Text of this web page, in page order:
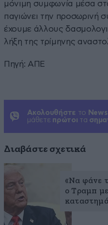
μόνιμη συμφωνία μέσα
παγιώνει την προσωρινή
έχουμε άλλους
λήξη της τρίμηνης
Πηγή: ΑΠΕ
Ακολουθήστε το
μάθετε πρώτοι τα
Διαβάστε σχετικά
«Να φάνε
ο Τραμπ